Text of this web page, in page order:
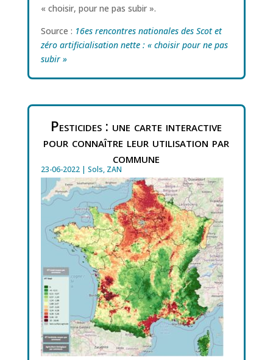
« choisir, pour ne pas subir ».
Source : 16es rencontres nationales des Scot et
zéro artificialisation nette : « choisir pour ne pas
subir »
Pesticides : une carte interactive
pour connaître leur utilisation par
commune
23-06-2022| Sols, ZAN